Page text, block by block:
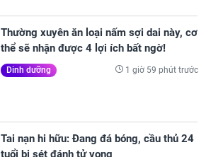
Thường xuyên ăn loại nấm sợi dai này, cơ
thể sẽ nhận được 4 lợi ích bất ngờ!
Dinh dưỡng 1 giờ 59 phút trước
Tai nạn hi hữu: Đang đá bóng, cầu thủ 24
tuổi bị sét đánh tử vong